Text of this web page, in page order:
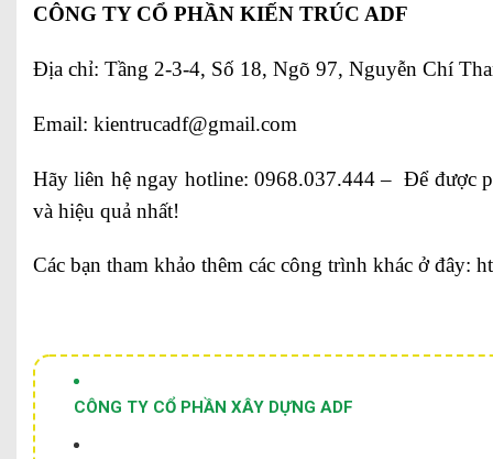
CÔNG TY CỔ PHẦN KIẾN TRÚC ADF
Địa chỉ: Tầng 2-3-4, Số 18, Ngõ 97, Nguyễn Chí
Email: kientrucadf@gmail.com
Hãy liên hệ ngay hotline: 0968.037.444– Để được
và hiệu quả nhất!
Các bạn tham khảo thêm các công trình khác ở đây:
CÔNG TY CỔ PHẦN XÂY DỰNG ADF